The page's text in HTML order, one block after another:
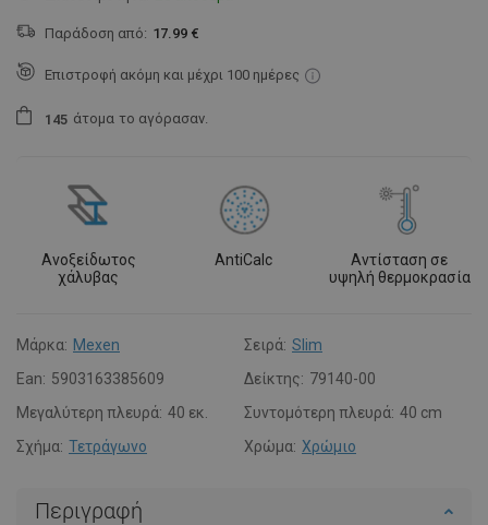
Παράδοση από: 17.99 €
Επιστροφή ακόμη και μέχρι 100 ημέρες
1 45 άτομα το αγόρασαν.
Ανοξείδωτος
χάλυβας
AntiCalc
Αντίσταση σε
υψηλή θερμοκρασία
Μάρκα: Mexen Σειρά: Slim
Ean: 5903163385609 Δείκτης: 79140-00
Μεγαλύτερη πλευρά: 40 εκ. Συντομότερη πλευρά: 40 cm
Σχήμα: Τετράγωνο Χρώμα: Χρώμιο
Περιγραφή